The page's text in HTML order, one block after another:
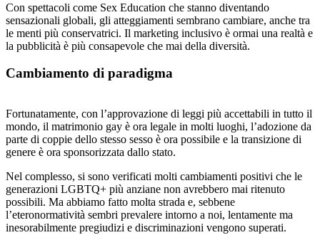
Con spettacoli come Sex Education che stanno diventando
sensazionali globali, gli atteggiamenti sembrano cambiare, anche tra
le menti più conservatrici. Il marketing inclusivo è ormai una realtà e
la pubblicità è più consapevole che mai della diversità.
Cambiamento di paradigma
Fortunatamente, con l’approvazione di leggi più accettabili in tutto il
mondo, il matrimonio gay è ora legale in molti luoghi, l’adozione da
parte di coppie dello stesso sesso è ora possibile e la transizione di
genere è ora sponsorizzata dallo stato.
Nel complesso, si sono verificati molti cambiamenti positivi che le
generazioni LGBTQ+ più anziane non avrebbero mai ritenuto
possibili. Ma abbiamo fatto molta strada e, sebbene
l’eteronormatività sembri prevalere intorno a noi, lentamente ma
inesorabilmente pregiudizi e discriminazioni vengono superati.